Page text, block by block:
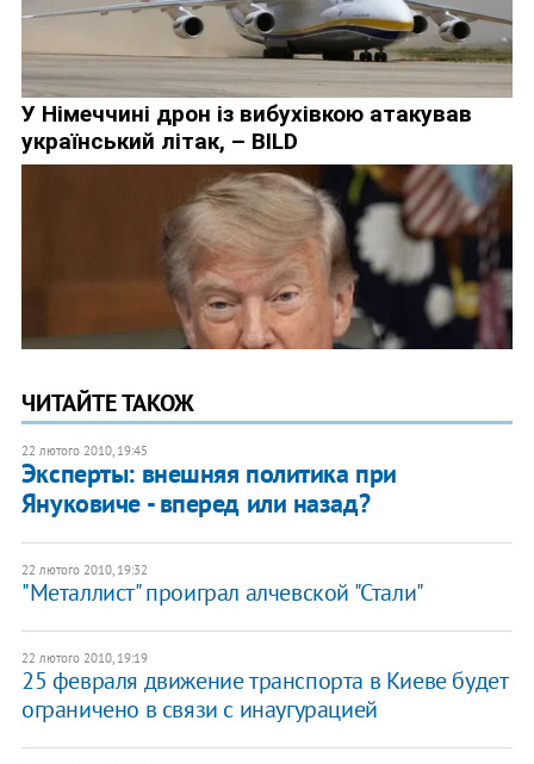
ЧИТАЙТЕ ТАКОЖ
22 лютого 2010, 19:45
Эксперты: внешняя политика при
Януковиче - вперед или назад?
22 лютого 2010, 19:32
"Металлист" проиграл алчевской "Стали"
22 лютого 2010, 19:19
25 февраля движение транспорта в Киеве будет
ограничено в связи с инаугурацией